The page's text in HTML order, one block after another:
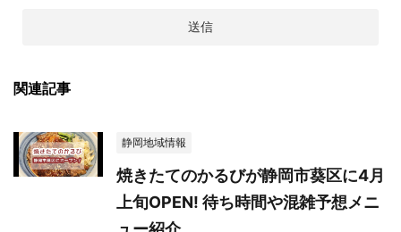
関連記事
静岡地域情報
焼きたてのかるびが静岡市葵区に4月
上旬OPEN! 待ち時間や混雑予想メニ